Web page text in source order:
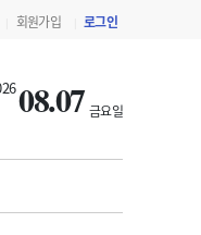
회원가입 로그인
08.07 금요일